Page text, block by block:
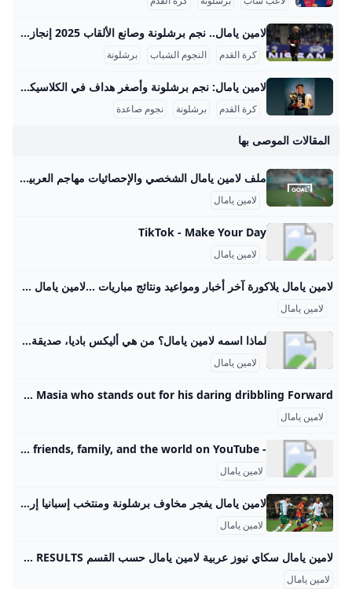
لامين يامال.. نجم برشلونة وصانع الألقاب 2025 إنجازات لامين يامال في موسم 2024-2025 قدم لامين يامال موسمًا استثنائيًا مع نادي برشلونة وحدد نفسه كنجم صاعد في الكرة العالمية. فقد اختير كأفضل لاعب في العالم للموسم 2024-2025 من قبل صحيفة ماركا الإسبانية، متفوقًا على نجوم كبار مثل عثمان ديمبيلي وفيتينيا وفينيسيوس جونيور، حيث حصل على 3310 نقطة في تصويت لجنة تحكيم دولية مكونة من 133 عضوًا من صحفيين ولاعبين ومدربين سابقين. سجّل يامال 18 هدفًا وقدم 25 تمريرة حاسمة في مختلف البطولات، منها 9 أهداف و15 تمريرة حاسمة في الدوري الإسباني، و5 أهداف و4 تمريرات في دوري أبطال أوروبا، بالإضافة إلى أهداف وتمريرات حاسمة في كأس الملك وكأس السوبر الإسباني.
كرة القدم النجوم الشباب برشلونة
لامين يامال: نجم برشلونة وأصغر هداف في الكلاسيكو 2024 لامين يامال هو لاعب كرة قدم إسباني ناشئ أذهل المشاهدين والأخصائيين في موسم 2023-2024 بعد سلسلة من الإنجازات والأرقام القياسية التي حطمها على المستويين المحلي والدولي. في هذا الموسم، شارك يامال في 64 مباراة سجل خلالها 10 أهداف وقدم 14 تمريرة حاسمة، مما يجعله واحداً من أهم لاعبي فريق برشلونة ومنتخب إسبانيا الشاب. تم تصعيده للفريق الأول في برشلونة تحت قيادة المدرب تشافي هيرنانديز في صيف 2023 ونجح بسرعة في حجز مكانه الأساسي بفضل مهاراته في المراوغة والتمريرات الحاسمة والأهداف الحاسمة.
كرة القدم برشلونة نجوم صاعدة
المقالات الموصى بها
ملف لامين يامال الشخصي والإحصائيات مهاجم العربية Goal.com استكشف الملف الشخصي للاعب مهاجم لامين يامال على GOAL، بما في ذلك إحصائيات مسيرته المهنية، وإنجازاته، وأحدث الأخبار والمزيد. برشلونة
لامين يامال
TikTok - Make Your Day
لامين يامال
لامين يامال يلاكورة آخر أخبار ومواعيد ونتائج مباريات …لامين يامال مباريات الغدالمركز: مهاجم الرقم:41 المزيد المزيد الأسبوع4 الأسبوع3
لامين يامال
لماذا اسمه لامين يامال؟ من هي أليكس باديا، صديقة لامين يامال التي خطفت الأنظار في نهائي اليورو؟Jul 18, 2024
لامين يامال
Lamine Yamal A great talent from La Masia who stands out for his daring dribbling Forward
لامين يامال
- YouTube Enjoy the videos and music you love, upload original content, and share it all with friends, family, and the world on YouTube.
لامين يامال
لامين يامال يفجر مخاوف برشلونة ومنتخب إسبانيا إرم نيوز غادر لامين يامال نجم برشلونة مباراة منتخب إسبانيا أمام بلغاريا في التصفيات المؤهلة لكأس العالم، بعدما شعر بآلام في الظهر، ما أثار القلق داخل النادي ال غير مقتنع به.. أولى ضحايا جيسوس في النصر السعودي 3 أسباب حقيقية.. ما سر رفض النجوم عروض النصر والهلال المغرية؟ يلقب بالجوهرة.. من هو “حلم الهلال” الذي منح غوارديولا هدية عظيمة؟ محمد صلاح الجديد.. 10 “جواهر” تشعل الدوري الإنجليزي من نحنتواصل معناأعلن معناسياسة الخصوصيةشروط الإستخدام جميع الحقوق محفوظة © 2024 شركة إرم ميديا - Erem Media FZ LLC
لامين يامال
لامين يامال سكاي نيوز عربية لامين يامال حسب القسم FILTER RESULTS حسب الصلة | حسب التاريخ حسب الصلة | حسب التاريخ l حسب القسم جميع الأقسام بحث متقدم جميع الفئات من التاريخالى التاريختحديث البحث اتصل بنا حول سكاي نيوز عربية برنامج التدريب الشروط والأحكام سياسة الخصوصية وظائف شاغرة أعلن معنا شاركنا برأيك تطبيقاتنا راديو مباشر ترددات القناة البث المباشر دليل البث شرق أوسط نافذة مغاربية مستجدات كورونا عالم رياضة الذكاء الاصطناعي اقتصاد منوعات غرفة الأخبار منصات القصة اقتصادكم وثائقيات مواجهة نيران صديقة نشرة إخبارية ترسل مباشرة لبريدك الإلكتروني يوميا
لامين يامال